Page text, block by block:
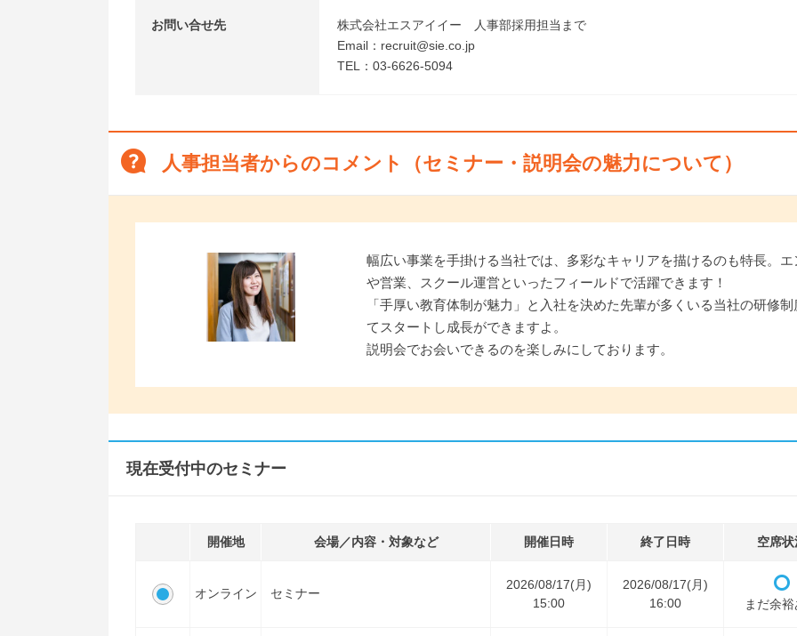
お問い合せ先
株式会社エスアイイー 人事部採用担当まで
Email：recruit@sie.co.jp
TEL：03-6626-5094
人事担当者からのコメント（セミナー・説明会の魅力について）
幅広い事業を手掛ける当社では、多彩なキャリアを描けるのも特長。
や営業、スクール運営といったフィールドで活躍できます！
「手厚い教育体制が魅力」と入社を決めた先輩が多くいる当社の研修
てスタートし成長ができますよ。
説明会でお会いできるのを楽しみにしております。
現在受付中のセミナー
開催地 会場／内容・対象など 開催日時 終了日時 空席状
オンライン セミナー
2026/08/17(月)
15:00
2026/08/17(月)
16:00
まだ余